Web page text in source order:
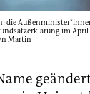
Außenminister*innen
im April
Martin